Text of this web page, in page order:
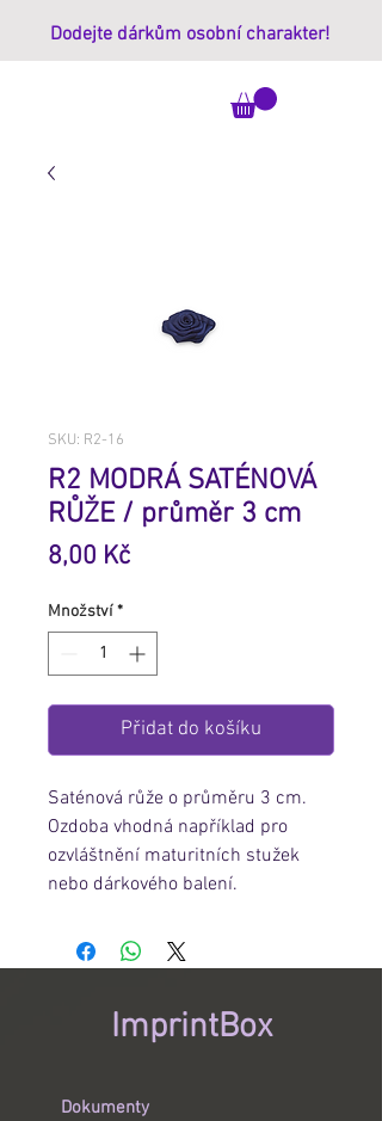
Dodejte dárkům osobní charakter!
SKU: R2-16
R2 MODRÁ SATÉNOVÁ
RŮŽE / průměr 3 cm
8,00 KčCena
Množství *
Přidat do košíku
Saténová růže o průměru 3 cm.
Ozdoba vhodná například pro
ozvláštnění maturitních stužek
nebo dárkového balení.
ImprintBox
Dokumenty